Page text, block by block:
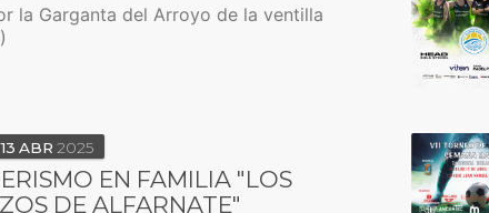
la Garganta del Arroyo de la ventilla
13 ABR 2025
EN FAMILIA "LOS
DE ALFARNATE"